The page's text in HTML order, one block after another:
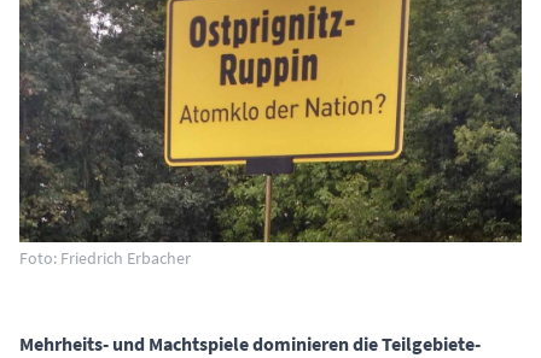
Foto: Friedrich Erbacher
Mehrheits- und Machtspiele dominieren die Teilgebiete-